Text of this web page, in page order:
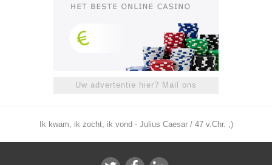
Uw advertentie hier? Mail ons
Ik kwam, ik zocht, ik vond - Julius Caesar / 47 v.Chr. ;)